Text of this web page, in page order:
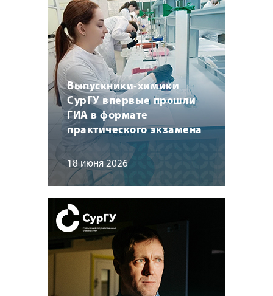
Выпускники-химики
СурГУ впервые прошли
ГИА в формате
практического экзамена
18 июня 2026